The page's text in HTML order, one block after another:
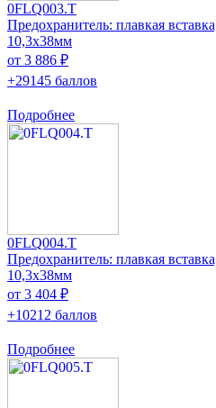
0FLQ003.T
Предохранитель: плавкая
10,3x38мм
от 3 886 ₽
+29145 баллов
Подробнее
0FLQ004.T
Предохранитель: плавкая
10,3x38мм
от 3 404 ₽
+10212 баллов
Подробнее